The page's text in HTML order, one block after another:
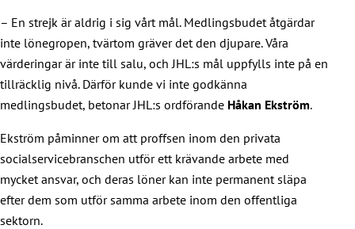
– En strejk är aldrig i sig vårt mål. Medlingsbudet åtgärdar
inte lönegropen, tvärtom gräver det den djupare. Våra
värderingar är inte till salu, och JHL:s mål uppfylls inte på en
tillräcklig nivå. Därför kunde vi inte godkänna
medlingsbudet, betonar JHL:s ordförande Håkan Ekström.
Ekström påminner om att proffsen inom den privata
socialservicebranschen utför ett krävande arbete med
mycket ansvar, och deras löner kan inte permanent släpa
efter dem som utför samma arbete inom den offentliga
sektorn.